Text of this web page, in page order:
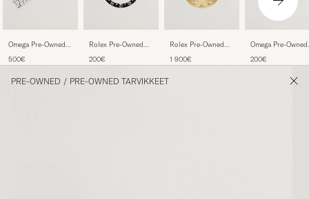
Omega Pre-Owned
500€
Rolex Pre-Owned
200€
Rolex Pre-Owned
dial set 36mm
1 900€
Omega Pre-Owned
200€
PRE-OWNED / PRE-OWNED TARVIKKEET